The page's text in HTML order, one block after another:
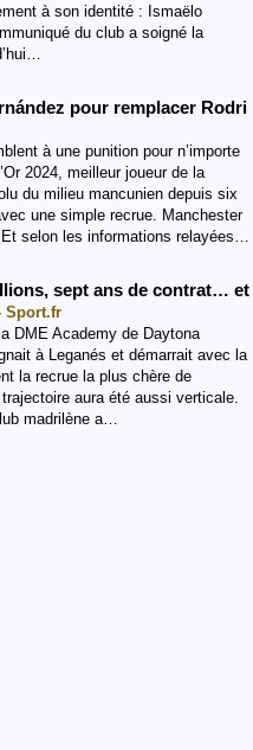
à son identité : Ismaëlo
du club a soigné la
pour remplacer Rodri
à une punition pour n’importe
2024, meilleur joueur de la
du milieu mancunien depuis six
une simple recrue. Manchester
Et selon les informations relayées…
sept ans de contrat… et
Sport.fr
DME Academy de Daytona
à Leganés et démarrait avec la
la recrue la plus chère de
aura été aussi verticale.
madrilène a…